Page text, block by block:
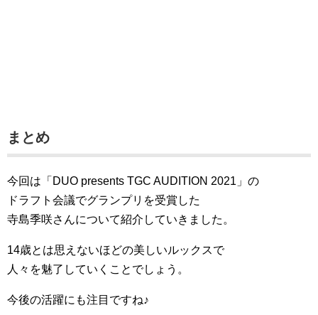
まとめ
今回は「DUO presents TGC AUDITION 2021」の
ドラフト会議でグランプリを受賞した
寺島季咲さんについて紹介していきました。
14歳とは思えないほどの美しいルックスで
人々を魅了していくことでしょう。
今後の活躍にも注目ですね♪